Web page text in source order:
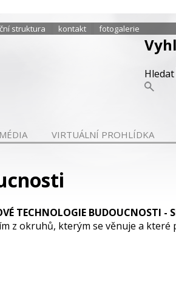
struktura kontakt fotogalerie
Hledat
VIRTUÁLNÍ PROHLÍDKA
TECHNOLOGIE BUDOUCNOSTI -
z okruhů, kterým se věnuje a